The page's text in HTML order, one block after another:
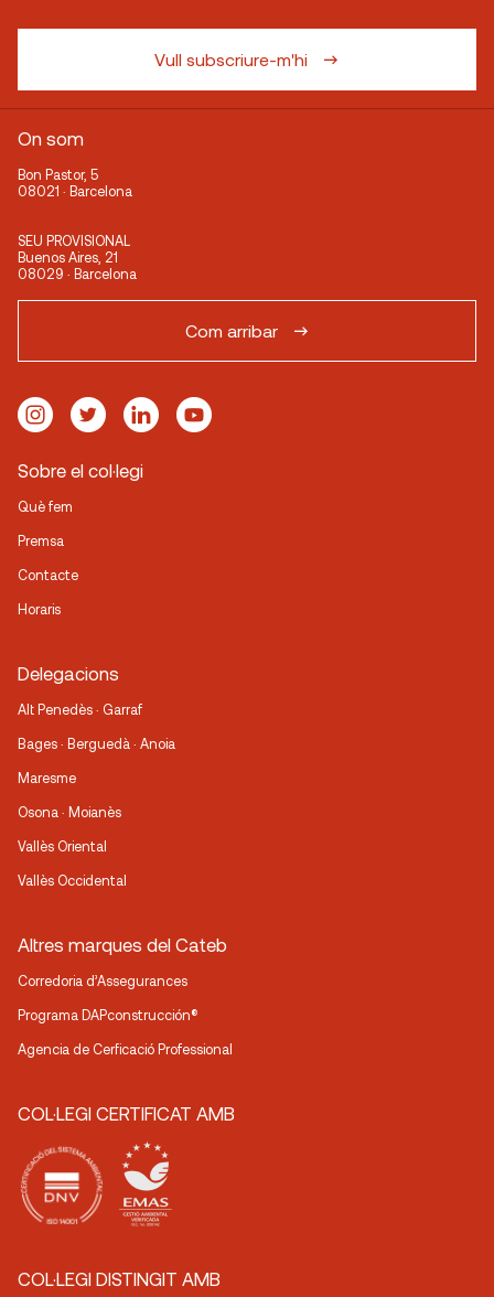
Vull subscriure-m'hi
On som
Bon Pastor, 5
08021 · Barcelona
SEU PROVISIONAL
Buenos Aires, 21
08029 · Barcelona
Com arribar
Sobre el col·legi
Què fem
Premsa
Contacte
Horaris
Delegacions
Alt Penedès · Garraf
Bages · Berguedà · Anoia
Maresme
Osona · Moianès
Vallès Oriental
Vallès Occidental
Altres marques del Cateb
Corredoria d’Assegurances
Programa DAPconstrucción®
Agencia de Cerficació Professional
COL·LEGI CERTIFICAT AMB
COL·LEGI DISTINGIT AMB